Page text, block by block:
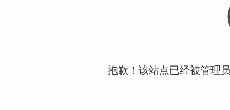
抱歉！该站点已经被管理